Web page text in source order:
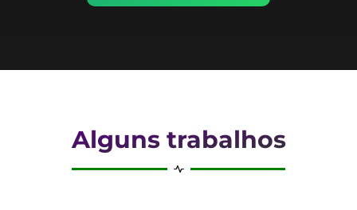
Alguns trabalhos